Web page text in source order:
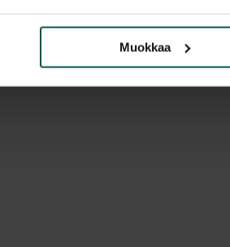
Muokkaa